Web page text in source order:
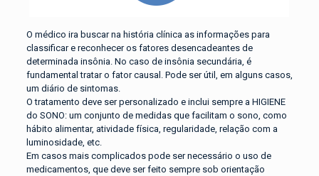
O médico ira buscar na história clínica as informações para
classificar e reconhecer os fatores desencadeantes de
determinada insônia. No caso de insônia secundária, é
fundamental tratar o fator causal. Pode ser útil, em alguns casos,
um diário de sintomas.
O tratamento deve ser personalizado e inclui sempre a HIGIENE
do SONO: um conjunto de medidas que facilitam o sono, como
hábito alimentar, atividade física, regularidade, relação com a
luminosidade, etc.
Em casos mais complicados pode ser necessário o uso de
medicamentos, que deve ser feito sempre sob orientação